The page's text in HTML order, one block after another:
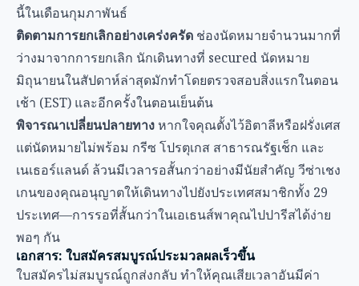
นี้ในเดือนกุมภาพันธ์
ติดตามการยกเลิกอย่างเคร่งครัด ช่องนัดหมายจำนวนมากที่
ว่างมาจากการยกเลิก นักเดินทางที่ secured นัดหมาย
มิถุนายนในสัปดาห์ล่าสุดมักทำโดยตรวจสอบสิ่งแรกในตอน
เช้า (EST) และอีกครั้งในตอนเย็นต้น
พิจารณาเปลี่ยนปลายทางหากใจคุณตั้งไว้อิตาลีหรือฝรั่งเศส
แต่นัดหมายไม่พร้อม กรีซ โปรตุเกส สาธารณรัฐเช็ก และ
เนเธอร์แลนด์ ล้วนมีเวลารอสั้นกว่าอย่างมีนัยสำคัญ วีซ่าเชง
เกนของคุณอนุญาตให้เดินทางไปยังประเทศสมาชิกทั้ง 29
ประเทศ—การรอที่สั้นกว่าในเอเธนส์พาคุณไปปารีสได้ง่าย
พอๆ กัน
เอกสาร: ใบสมัครสมบูรณ์ประมวลผลเร็วขึ้น
ใบสมัครไม่สมบูรณ์ถูกส่งกลับ ทำให้คุณเสียเวลาอันมีค่า